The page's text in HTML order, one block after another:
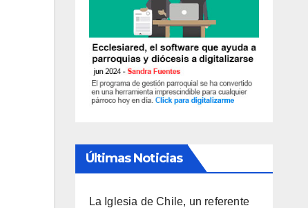
Últimas Noticias
La Iglesia de Chile, un referente